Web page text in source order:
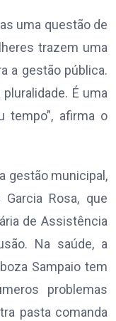
uma questão de
trazem uma
a gestão pública.
É uma
afirma o
gestão municipal,
Rosa, que
de Assistência
Na saúde, a
Sampaio tem
problemas
pasta comanda